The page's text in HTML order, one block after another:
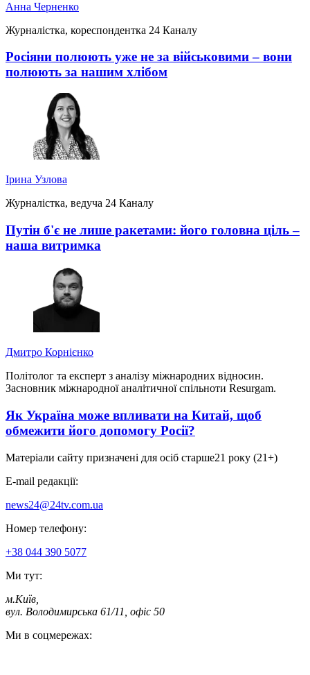
Анна Черненко
Журналістка, кореспондентка 24 Каналу
Росіяни полюють уже не за військовими – вони
полюють за нашим хлібом
Ірина Узлова
Журналістка, ведуча 24 Каналу
Путін б'є не лише ракетами: його головна ціль –
наша витримка
Дмитро Корнієнко
Політолог та експерт з аналізу міжнародних відносин.
Засновник міжнародної аналітичної спільноти Resurgam.
Як Україна може впливати на Китай, щоб
обмежити його допомогу Росії?
Матеріали сайту призначені для осіб старше21 року (21+)
E-mail редакції:
news24@24tv.com.ua
Номер телефону:
+38 044 390 5077
Ми тут:
м.Київ
вул. Володимирська 61/11, офіс 50
Ми в соцмережах: